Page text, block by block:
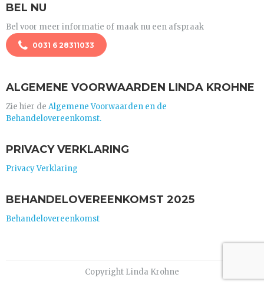
BEL NU
Bel voor meer informatie of maak nu een afspraak
0031 6 28311033
ALGEMENE VOORWAARDEN LINDA KROHNE
Zie hier de Algemene Voorwaarden en de
Behandelovereenkomst.
PRIVACY VERKLARING
Privacy Verklaring
BEHANDELOVEREENKOMST 2025
Behandelovereenkomst
Copyright Linda Krohne